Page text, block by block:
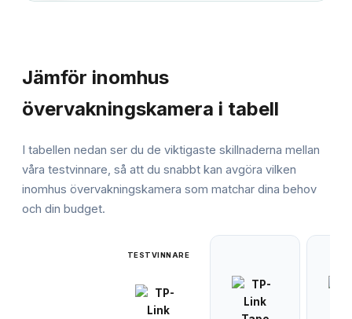
Jämför inomhus
övervakningskamera i tabell
I tabellen nedan ser du de viktigaste skillnaderna mellan
våra testvinnare, så att du snabbt kan avgöra vilken
inomhus övervakningskamera som matchar dina behov
och din budget.
TESTVINNARE